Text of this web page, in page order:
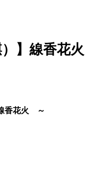
】線香花火
香花火 ～